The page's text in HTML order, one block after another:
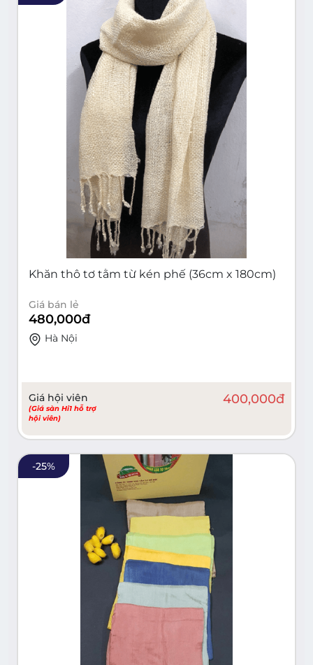
Khăn thô tơ tằm từ kén phế (36cm x 180cm)
Giá bán lẻ
480,000đ
Hà Nội
Giá hội viên
(Giá sàn Hi1 hỗ trợ
hội viên)
400,000đ
-25%